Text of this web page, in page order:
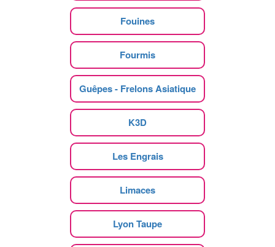
Fouines
Fourmis
Guêpes - Frelons Asiatique
K3D
Les Engrais
Limaces
Lyon Taupe